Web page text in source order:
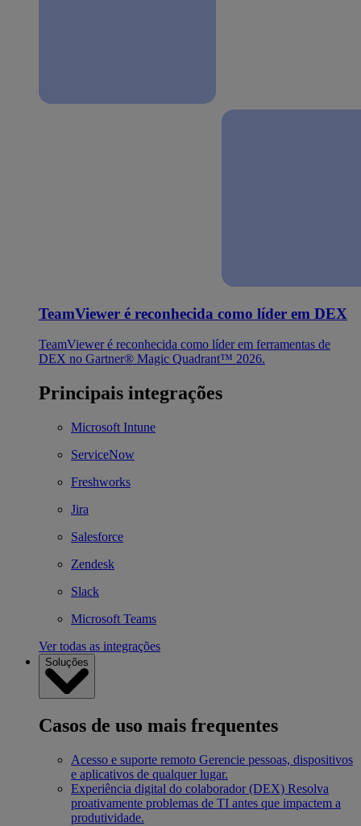
TeamViewer é reconhecida como líder em DEX
TeamViewer é reconhecida como líder em ferramentas de
DEX no Gartner® Magic Quadrant™ 2026.
Principais integrações
Microsoft Intune
ServiceNow
Freshworks
Jira
Salesforce
Zendesk
Slack
Microsoft Teams
Ver todas as integrações
Soluções
Casos de uso mais frequentes
Acesso e suporte remoto Gerencie pessoas, dispositivos
e aplicativos de qualquer lugar.
Experiência digital do colaborador (DEX) Resolva
proativamente problemas de TI antes que impactem a
produtividade.